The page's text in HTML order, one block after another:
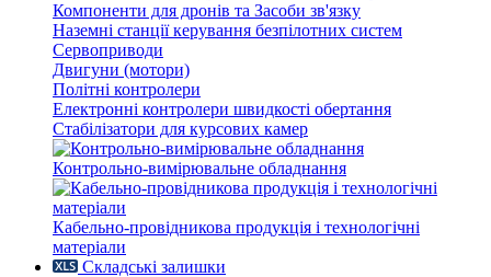
Компоненти для дронів та Засоби зв'язку
Наземні станції керування безпілотних систем
Сервоприводи
Двигуни (мотори)
Політні контролери
Електронні контролери швидкості обертання
Стабілізатори для курсових камер
Контрольно-вимірювальне обладнання
Кабельно-провідникова продукція і технологічні
матеріали
Складські залишки